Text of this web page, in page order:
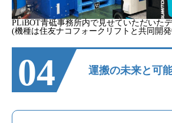
PLiBOT青砥事務所内で見せていただいた
(機種は住友ナコフォークリフトと共同開
04 運搬の未来と可